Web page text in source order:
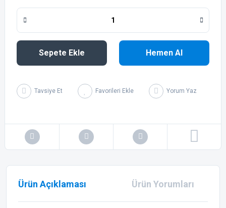
Sepete Ekle Hemen Al
Tavsiye Et Yorum Yaz
Ürün Açıklaması Ürün Yorumları